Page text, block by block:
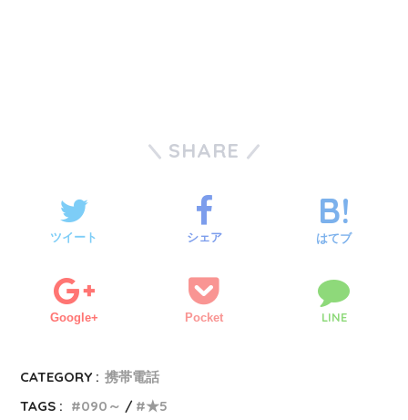
SHARE
ツイート シェア はてブ
Google+ Pocket LINE
CATEGORY : 携帯電話
TAGS :
090～ ★5